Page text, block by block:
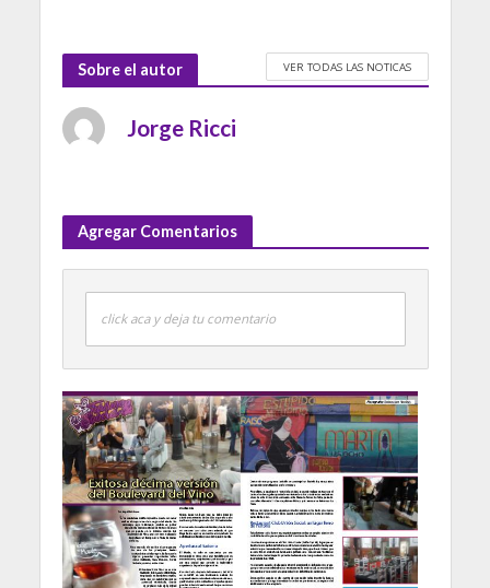
Sobre el autor VER TODAS LAS NOTICAS
Jorge Ricci
Agregar Comentarios
click aca y deja tu comentario